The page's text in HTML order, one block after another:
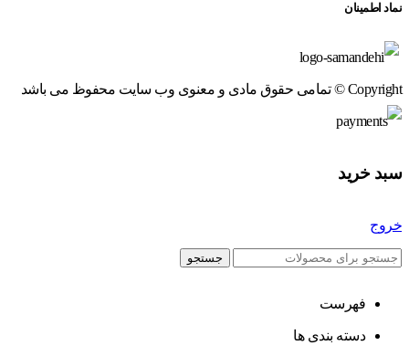
نماد اطمینان
Copyright © تمامی حقوق مادی و معنوی وب سایت محفوظ می باشد
سبد خرید
خروج
جستجو
فهرست
دسته بندی ها